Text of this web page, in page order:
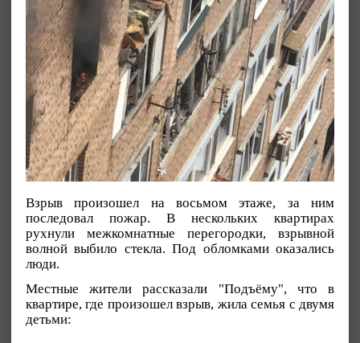
Взрыв произошел на восьмом этаже, за ним
последовал пожар. В нескольких квартирах
рухнули межкомнатные перегородки, взрывной
волной выбило стекла. Под обломками оказались
люди.
Местные жители рассказали "Подъёму", что в
квартире, где произошел взрыв, жила семья с двумя
детьми: